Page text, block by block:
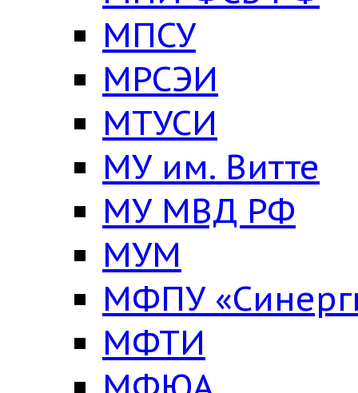
МПСУ
МРСЭИ
МТУСИ
МУ им. Витте
МУ МВД РФ
МУМ
МФПУ
МФТИ